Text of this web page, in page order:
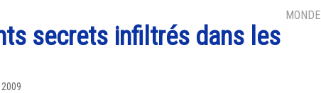
MONDE
secrets infiltrés dans les